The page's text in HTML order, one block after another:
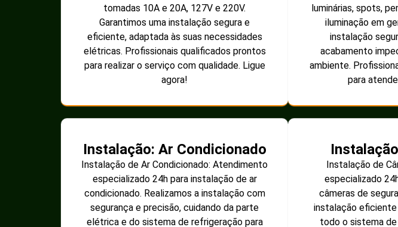
tomadas 10A e 20A, 127V e 220V.
Garantimos uma instalação segura e
eficiente, adaptada às suas necessidades
elétricas. Profissionais qualificados prontos
para realizar o serviço com qualidade. Ligue
agora!
luminárias, spots,
iluminação em
instalação
acabamento
ambiente.
para
Instalação: Ar Condicionado
Instalação de Ar Condicionado: Atendimento
especializado 24h para instalação de ar
condicionado. Realizamos a instalação com
segurança e precisão, cuidando da parte
elétrica e do sistema de refrigeração para
Instalação de
especializado
câmeras de
instalação eficiente
todo o sistema